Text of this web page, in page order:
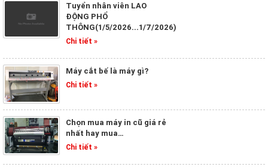
Tuyển nhân viên LAO
ĐỘNG PHỔ
THÔNG(1/5/2026...1/7/2026)
Chi tiết »
Máy cắt bế là máy gì?
Chi tiết »
Chọn mua máy in cũ giá rẻ
nhất hay mua…
Chi tiết »